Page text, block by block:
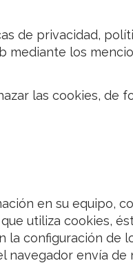
de privacidad,
mediante los
las cookies, de
en su equipo,
utiliza cookies,
la configuración de
navegador envía de